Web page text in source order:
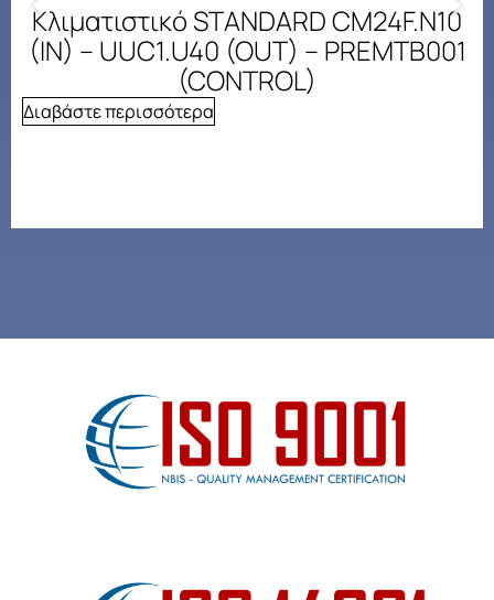
Κλιματιστικό STANDARD CM24F.N10
(IN) – UUC1.U40 (OUT) – PREMTB001
(CONTROL)
Διαβάστε περισσότερα